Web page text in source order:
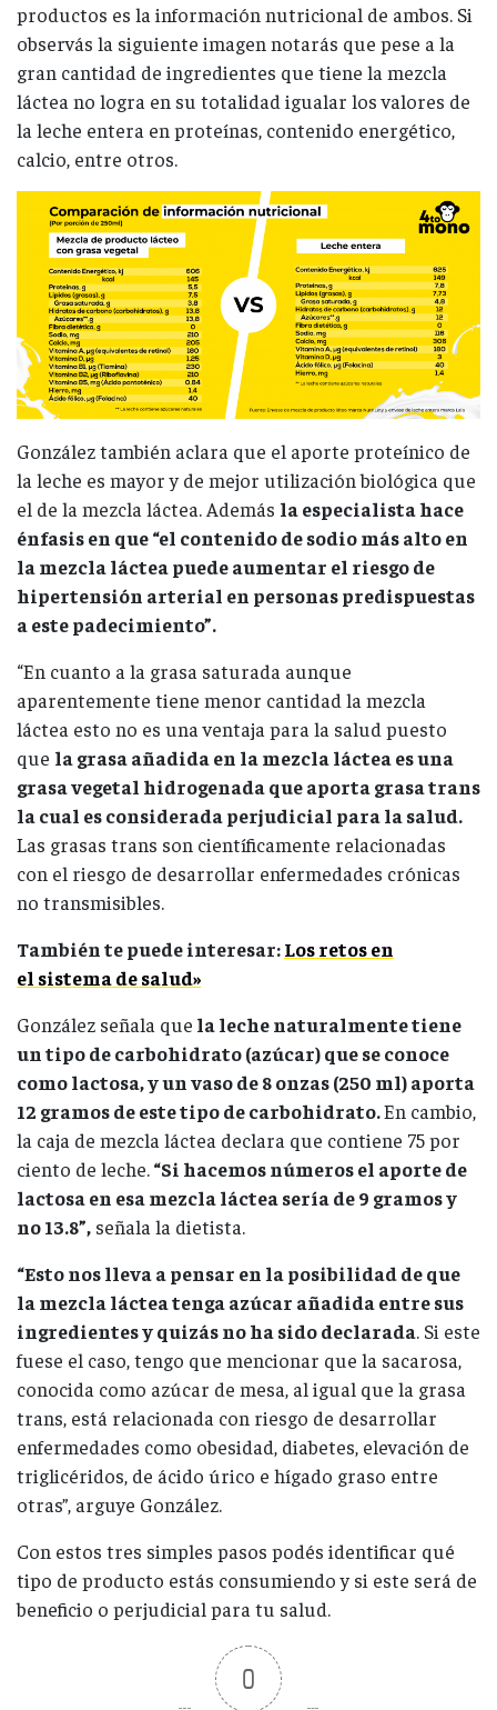
productos es la información nutricional de ambos. Si
observás la siguiente imagen notarás que pese a la
gran cantidad de ingredientes que tiene la mezcla
láctea no logra en su totalidad igualar los valores de
la leche entera en proteínas, contenido energético,
calcio, entre otros.
González también aclara que el aporte proteínico de
la leche es mayor y de mejor utilización biológica que
el de la mezcla láctea. Además la especialista hace
énfasis en que “el contenido de sodio más alto en
la mezcla láctea puede aumentar el riesgo de
hipertensión arterial en personas predispuestas
a este padecimiento”.
“En cuanto a la grasa saturada aunque
aparentemente tiene menor cantidad la mezcla
láctea esto no es una ventaja para la salud puesto
que la grasa añadida en la mezcla láctea es una
grasa vegetal hidrogenada que aporta grasa trans
la cual es considerada perjudicial para la salud.
Las grasas trans son científicamente relacionadas
con el riesgo de desarrollar enfermedades crónicas
no transmisibles.
También te puede interesar:Los retos en
el sistema de salud»
González señala que la leche naturalmente tiene
un tipo de carbohidrato (azúcar) que se conoce
como lactosa, y un vaso de 8 onzas (250 ml) aporta
12 gramos de este tipo de carbohidrato.En cambio,
la caja de mezcla láctea declara que contiene 75 por
ciento de leche.“Si hacemos números el aporte de
lactosa en esa mezcla láctea sería de 9 gramos y
no 13.8”, señala la dietista.
“Esto nos lleva a pensar en la posibilidad de que
la mezcla láctea tenga azúcar añadida entre sus
ingredientes y quizás no ha sido declarada. Si este
fuese el caso, tengo que mencionar que la sacarosa,
conocida como azúcar de mesa, al igual que la grasa
trans, está relacionada con riesgo de desarrollar
enfermedades como obesidad, diabetes, elevación de
triglicéridos, de ácido úrico e hígado graso entre
otras”, arguye González.
Con estos tres simples pasos podés identificar qué
tipo de producto estás consumiendo y si este será de
beneficio o perjudicial para tu salud.
0